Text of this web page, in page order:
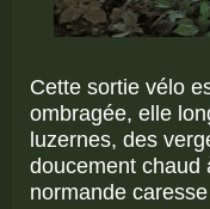
Cette sortie vélo
ombragée, elle
luzernes, des
doucement chaud
normande